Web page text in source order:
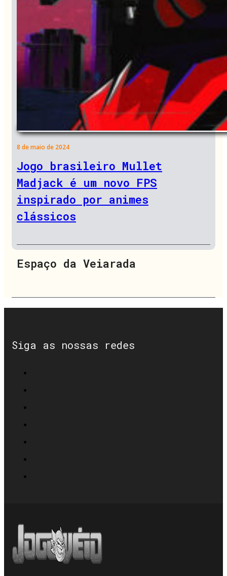
8 de maio de 2024
Jogo brasileiro Mullet
Madjack é um novo FPS
inspirado por animes
clássicos
Espaço da Veiarada
Siga as nossas redes